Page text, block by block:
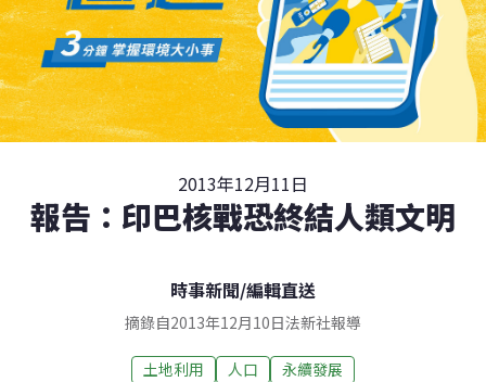
2013年12月11日
報告：印巴核戰恐終結人類文明
時事新聞/編輯直送
摘錄自2013年12月10日法新社報導
土地利用 人口 永續發展